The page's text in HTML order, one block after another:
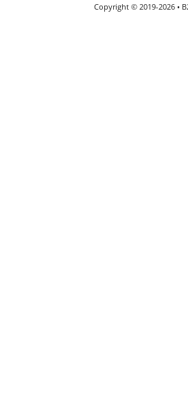
Copyright © 2019-2026 •